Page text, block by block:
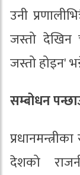
उनी
जस्तो देखिन
जस्तो होइन'
सम्बोधन
देशको